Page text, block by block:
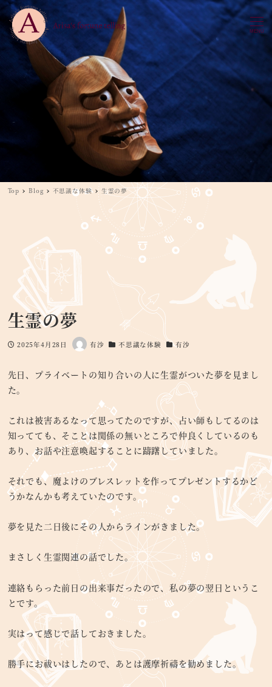
MENU
Top Blog 不思議な体験 生霊の夢
生霊の夢
投稿日
2025年4月28日
著
有沙
カテゴリー
不思議な体験
カテゴリー
有沙
先日、プライベートの知り合いの人に生霊がついた夢を見まし
た。
これは被害あるなって思ってたのですが、占い師もしてるのは
知ってても、そことは関係の無いところで仲良くしているのも
あり、お話や注意喚起することに躊躇していました。
それでも、魔よけのブレスレットを作ってプレゼントするかど
うかなんかも考えていたのです。
夢を見た二日後にその人からラインがきました。
まさしく生霊関連の話でした。
連絡もらった前日の出来事だったので、私の夢の翌日というこ
とです。
実はって感じで話しておきました。
勝手にお祓いはしたので、あとは護摩祈禱を勧めました。